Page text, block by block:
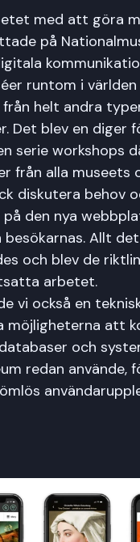
med att göra
på
runtom i
helt andra
Det blev en diger
serie workshops
från alla museets
diskutera behov
den nya
besökarnas. Allt
och blev de
arbetet.
vi också en
möjligheterna att
och
redan använde,